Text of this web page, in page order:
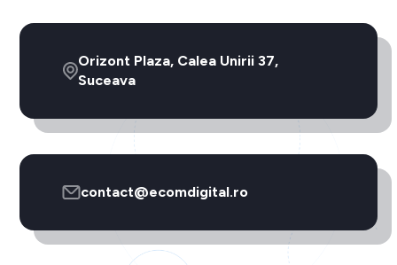
Orizont Plaza, Calea Unirii 37,
Suceava
contact@ecomdigital.ro